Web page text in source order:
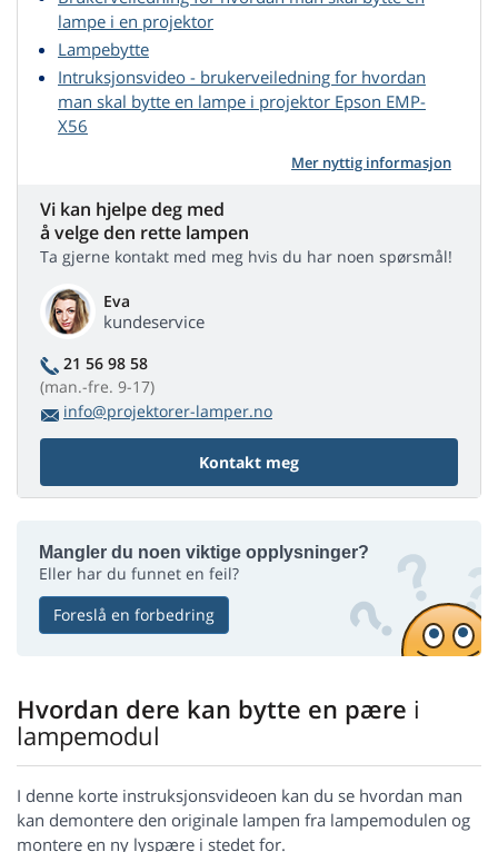
lampe i en projektor
Lampebytte
Intruksjonsvideo - brukerveiledning for hvordan
man skal bytte en lampe i projektor Epson EMP-
X56
Mer nyttig informasjon
Vi kan hjelpe deg med
å velge den rette lampen
Ta gjerne kontakt med meg hvis du har noen spørsmål!
Eva
kundeservice
21 56 98 58
(man.-fre. 9-17)
info@projektorer-lamper.no
Kontakt meg
Mangler du noen viktige opplysninger?
Eller har du funnet en feil?
Foreslå en forbedring
Hvordan dere kan bytte en pære i
lampemodul
I denne korte instruksjonsvideoen kan du se hvordan man
kan demontere den originale lampen fra lampemodulen og
montere en ny lyspære i stedet for.